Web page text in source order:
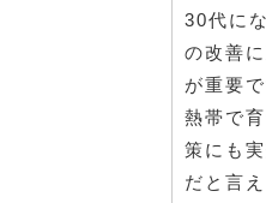
30代に
の改善
が重要で
熱帯で
策にも
だと言え